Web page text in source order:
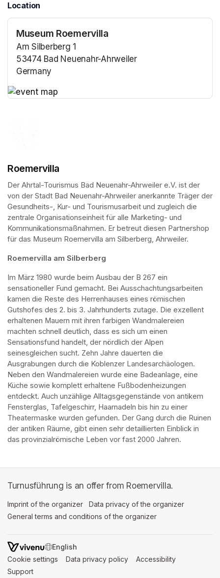
Location
Museum Roemervilla
Am Silberberg 1
53474 Bad Neuenahr-Ahrweiler
Germany
Roemervilla
Der Ahrtal-Tourismus Bad Neuenahr-Ahrweiler e.V. ist der
von der Stadt Bad Neuenahr-Ahrweiler anerkannte Träger der
Gesundheits-, Kur- und Tourismusarbeit und zugleich die
zentrale Organisationseinheit für alle Marketing- und
Kommunikationsmaßnahmen. Er betreut diesen Partnershop
für das Museum Roemervilla am Silberberg, Ahrweiler.
Roemervilla am Silberberg
Im März 1980 wurde beim Ausbau der B 267 ein
sensationeller Fund gemacht. Bei Ausschachtungsarbeiten
kamen die Reste des Herrenhauses eines römischen
Gutshofes des 2. bis 3. Jahrhunderts zutage. Die exzellent
erhaltenen Mauern mit ihren farbigen Wandmalereien
machten schnell deutlich, dass es sich um einen
Sensationsfund handelt, der nördlich der Alpen
seinesgleichen sucht. Zehn Jahre dauerten die
Ausgrabungen durch die Koblenzer Landesarchäologen.
Neben den Wandmalereien wurde eine Badeanlage, eine
Küche sowie komplett erhaltene Fußbodenheizungen
entdeckt. Auch unzählige Alltagsgegenstände von antikem
Fensterglas, Tafelgeschirr, Haarnadeln bis hin zu einer
Theatermaske wurden gefunden. Der Gang durch die Ruinen
der antiken Räume, gibt einen sehr detaillierten Einblick in
das provinzialrömische Leben vor fast 2000 Jahren.
Turnusführung is an offer from Roemervilla.
Imprint of the organizer (opens in a new tab)
Data privacy of the organizer
General terms and conditions of the organizer
SWITCH LANGUAGE
Cookie settings (opens in a new tab)
Data privacy policy (opens in a new tab)
Accessibility
Support